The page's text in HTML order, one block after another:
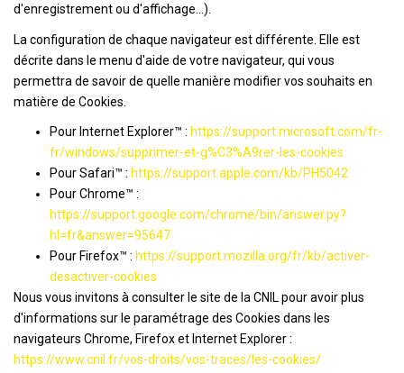
d'enregistrement ou d'affichage...).
La configuration de chaque navigateur est différente. Elle est
décrite dans le menu d'aide de votre navigateur, qui vous
permettra de savoir de quelle manière modifier vos souhaits en
matière de Cookies.
Pour Internet Explorer™ : https://support.microsoft.com/fr-
fr/windows/supprimer-et-g%C3%A9rer-les-cookies
Pour Safari™ : https://support.apple.com/kb/PH5042
Pour Chrome™ :
https://support.google.com/chrome/bin/answer.py?
hl=fr&answer=95647
Pour Firefox™ : https://support.mozilla.org/fr/kb/activer-
desactiver-cookies
Nous vous invitons à consulter le site de la CNIL pour avoir plus
d'informations sur le paramétrage des Cookies dans les
navigateurs Chrome, Firefox et Internet Explorer :
https://www.cnil.fr/vos-droits/vos-traces/les-cookies/